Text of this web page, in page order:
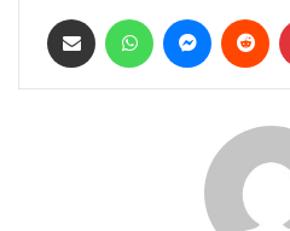
بينتيريست ماسنجر واتساب